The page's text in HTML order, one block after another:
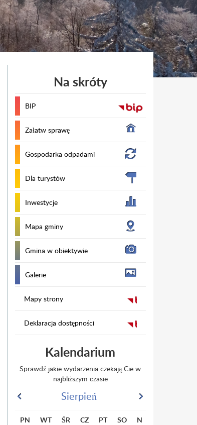
Na skróty
BIP
Załatw sprawę
Gospodarka odpadami
Dla turystów
Inwestycje
Mapa gminy
Gmina w obiektywie
Galerie
Mapy strony
Deklaracja dostępności
Kalendarium
Sprawdź jakie wydarzenia czekają Cie w
najbliższym czasie
Sierpień
PN WT ŚR CZ PT SO
N